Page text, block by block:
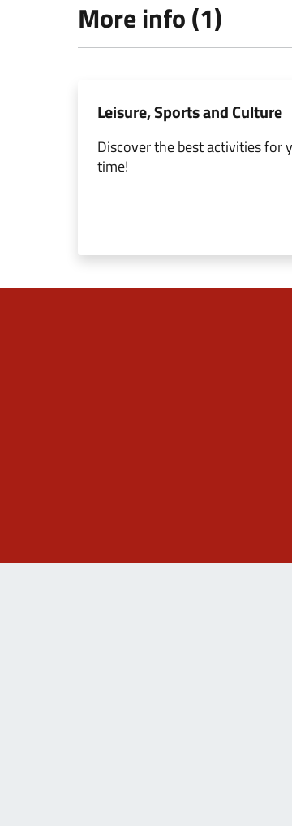
More info (1)
Leisure, Sports and Culture
Discover the best activities for
time!